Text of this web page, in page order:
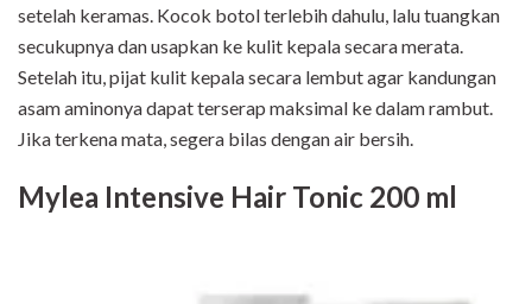
setelah keramas. Kocok botol terlebih dahulu, lalu tuangkan
secukupnya dan usapkan ke kulit kepala secara merata.
Setelah itu, pijat kulit kepala secara lembut agar kandungan
asam aminonya dapat terserap maksimal ke dalam rambut.
Jika terkena mata, segera bilas dengan air bersih.
Mylea Intensive Hair Tonic 200 ml